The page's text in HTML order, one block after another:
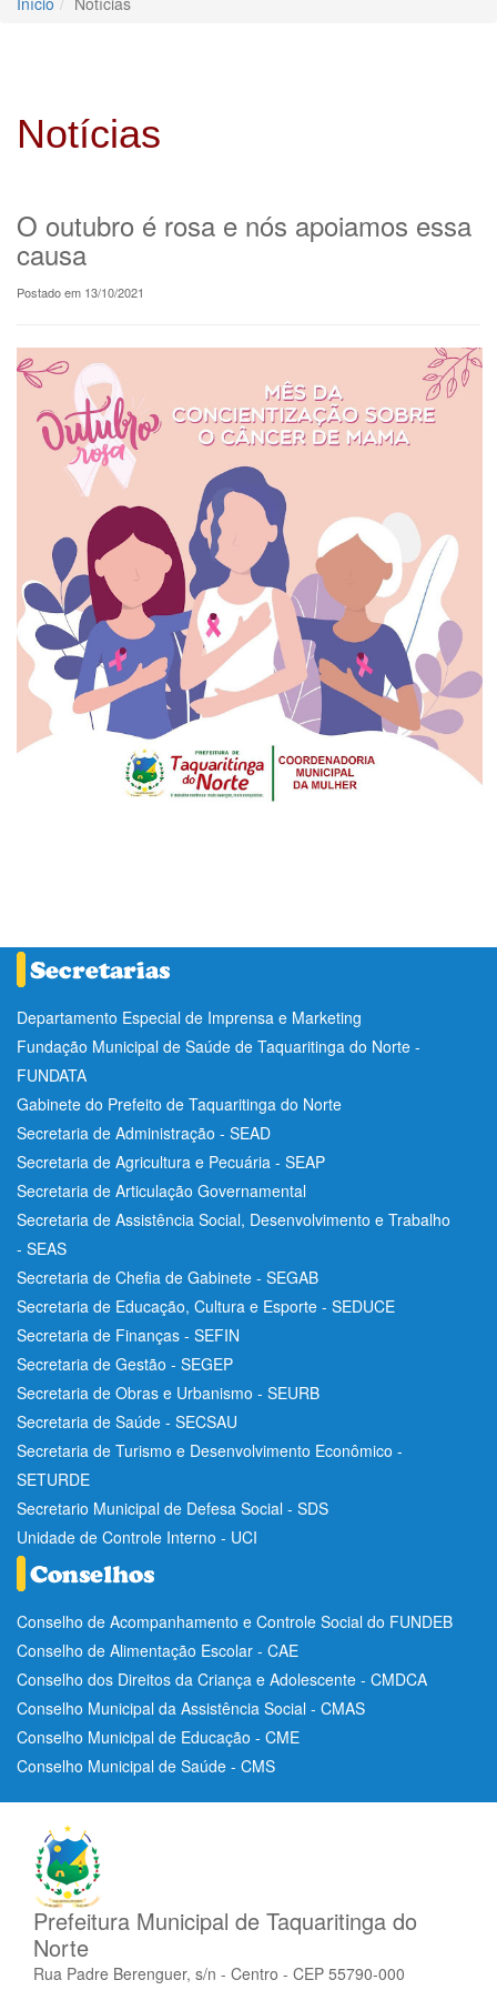
Notícias
O outubro é rosa e nós apoiamos essa
causa
Postado em 13/10/2021
Departamento Especial de Imprensa e Marketing
Fundação Municipal de Saúde de Taquaritinga do Norte -
FUNDATA
Gabinete do Prefeito de Taquaritinga do Norte
Secretaria de Administração - SEAD
Secretaria de Agricultura e Pecuária - SEAP
Secretaria de Articulação Governamental
Secretaria de Assistência Social, Desenvolvimento e Trabalho
- SEAS
Secretaria de Chefia de Gabinete - SEGAB
Secretaria de Educação, Cultura e Esporte - SEDUCE
Secretaria de Finanças - SEFIN
Secretaria de Gestão - SEGEP
Secretaria de Obras e Urbanismo - SEURB
Secretaria de Saúde - SECSAU
Secretaria de Turismo e Desenvolvimento Econômico -
SETURDE
Secretario Municipal de Defesa Social - SDS
Unidade de Controle Interno - UCI
Conselho de Acompanhamento e Controle Social do FUNDEB
Conselho de Alimentação Escolar - CAE
Conselho dos Direitos da Criança e Adolescente - CMDCA
Conselho Municipal da Assistência Social - CMAS
Conselho Municipal de Educação - CME
Conselho Municipal de Saúde - CMS
Prefeitura Municipal de Taquaritinga do
Norte
Rua Padre Berenguer, s/n - Centro - CEP 55790-000